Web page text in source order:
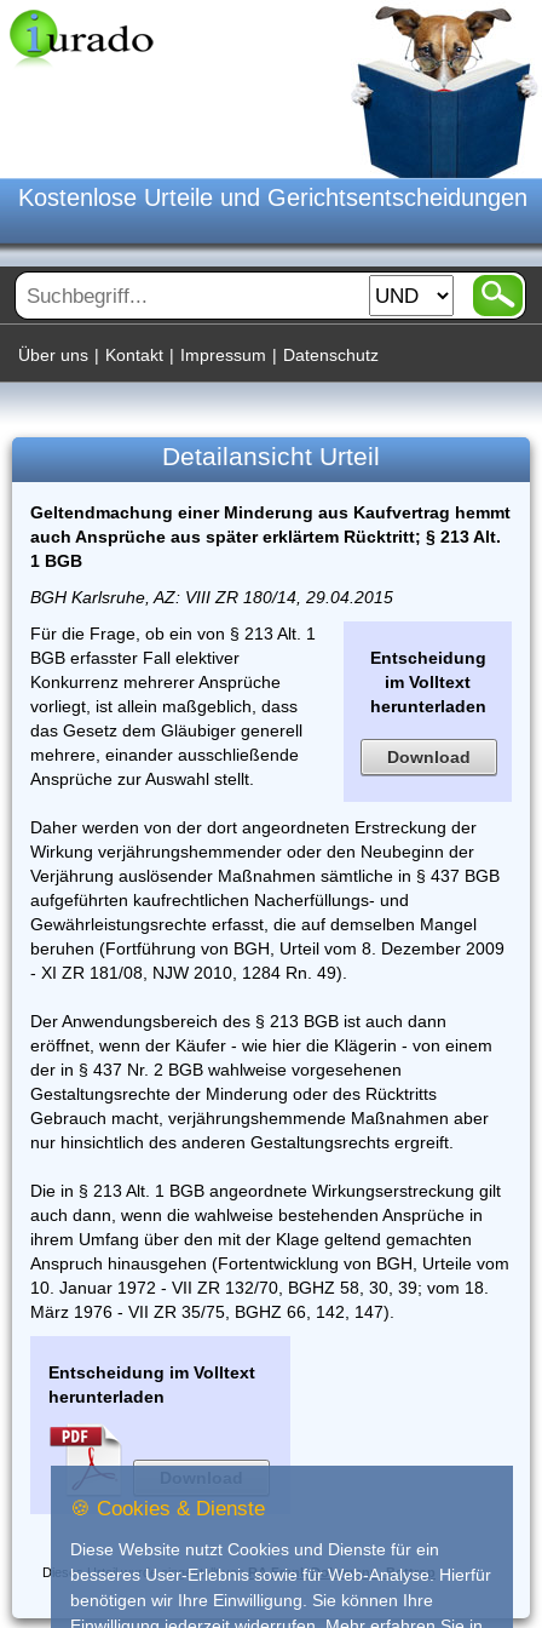
Kostenlose Urteile und Gerichtsentscheidungen
Über uns | Kontakt | Impressum | Datenschutz
Detailansicht Urteil
Geltendmachung einer Minderung aus Kaufvertrag hemmt
auch Ansprüche aus später erklärtem Rücktritt; § 213 Alt.
1 BGB
BGH Karlsruhe, AZ: VIII ZR 180/14, 29.04.2015
Entscheidung
im Volltext
herunterladen
Download
Für die Frage, ob ein von § 213 Alt. 1
BGB erfasster Fall elektiver
Konkurrenz mehrerer Ansprüche
vorliegt, ist allein maßgeblich, dass
das Gesetz dem Gläubiger generell
mehrere, einander ausschließende
Ansprüche zur Auswahl stellt.
Daher werden von der dort angeordneten Erstreckung der
Wirkung verjährungshemmender oder den Neubeginn der
Verjährung auslösender Maßnahmen sämtliche in § 437 BGB
aufgeführten kaufrechtlichen Nacherfüllungs- und
Gewährleistungsrechte erfasst, die auf demselben Mangel
beruhen (Fortführung von BGH, Urteil vom 8. Dezember 2009
- XI ZR 181/08, NJW 2010, 1284 Rn. 49).
Der Anwendungsbereich des § 213 BGB ist auch dann
eröffnet, wenn der Käufer - wie hier die Klägerin - von einem
der in § 437 Nr. 2 BGB wahlweise vorgesehenen
Gestaltungsrechte der Minderung oder des Rücktritts
Gebrauch macht, verjährungshemmende Maßnahmen aber
nur hinsichtlich des anderen Gestaltungsrechts ergreift.
Die in § 213 Alt. 1 BGB angeordnete Wirkungserstreckung gilt
auch dann, wenn die wahlweise bestehenden Ansprüche in
ihrem Umfang über den mit der Klage geltend gemachten
Anspruch hinausgehen (Fortentwicklung von BGH, Urteile vom
10. Januar 1972 - VII ZR 132/70, BGHZ 58, 30, 39; vom 18.
März 1976 - VII ZR 35/75, BGHZ 66, 142, 147).
Entscheidung im Volltext
herunterladen
Dieses Urteil wurde eingestellt vonRA Frank Dohrmann, Bottrop
🍪 Cookies & Dienste
Diese Website nutzt Cookies und Dienste für ein
besseres User-Erlebnis sowie für Web-Analyse. Hierfür
benötigen wir Ihre Einwilligung. Sie können Ihre